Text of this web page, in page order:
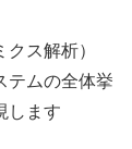
ス解析）
テムの全体挙
します